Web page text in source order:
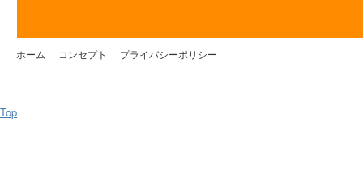
ホーム コンセプト プライバシーポリシー
Top